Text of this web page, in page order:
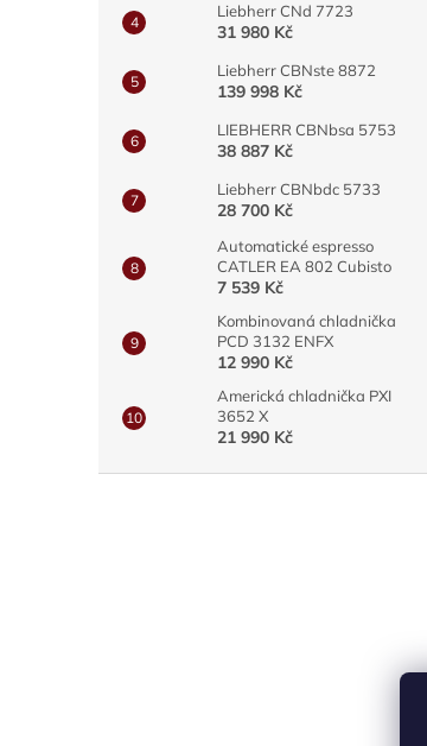
Liebherr CNd 7723
31 980 Kč
Liebherr CBNste 8872
139 998 Kč
LIEBHERR CBNbsa 5753
38 887 Kč
Liebherr CBNbdc 5733
28 700 Kč
Automatické espresso
CATLER EA 802 Cubisto
7 539 Kč
Kombinovaná chladnička
PCD 3132 ENFX
12 990 Kč
Americká chladnička PXI
3652 X
21 990 Kč